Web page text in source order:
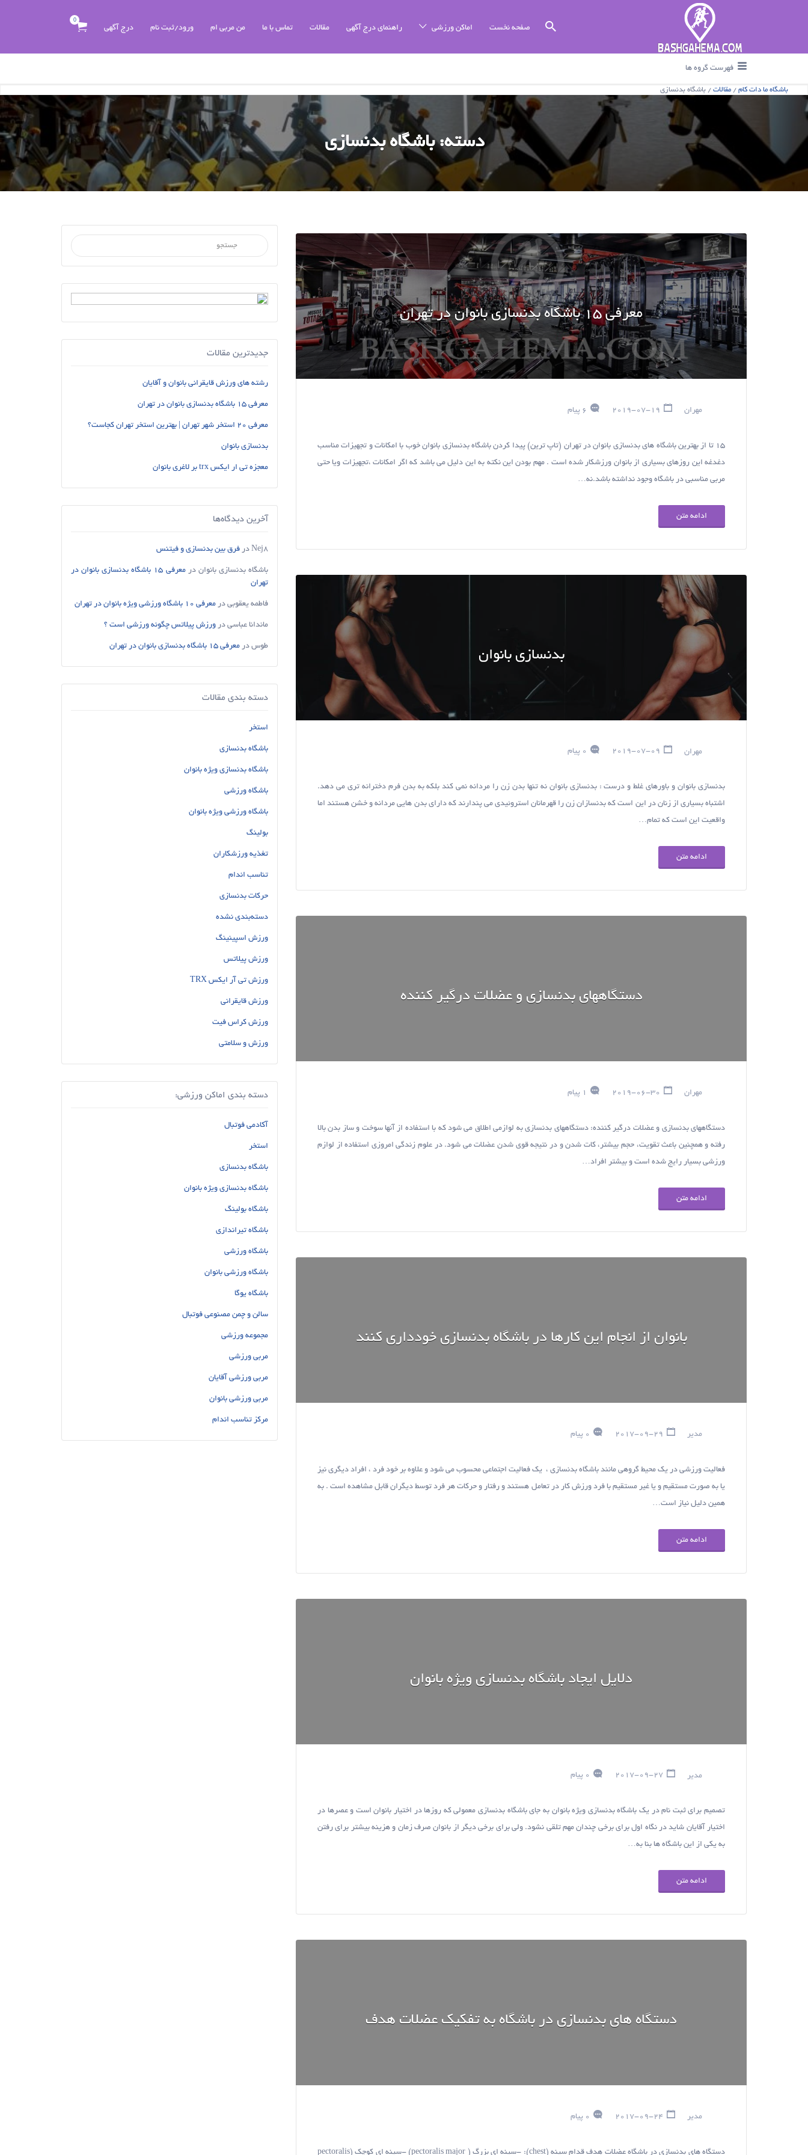
صفحه نخست اماکن ورزشی راهنمای درج آگهی مقالات تماس با ما من مربی ام ورود/ثبت نام درج آگهی
0
جستجو برای :
فهرست گروه ها
باشگاه ما دات کام / مقالات / باشگاه بدنسازی
دسته:باشگاه بدنسازی
معرفی 15 باشگاه بدنسازی بانوان در تهران
مهران 6 پیام
15 تا از بهترین باشگاه های بدنسازی بانوان در تهران (تاپ ترین) پیدا کردن باشگاه بدنسازی بانوان خوب با امکانات و تجهیزات مناسب
دغدغه این روزهای بسیاری از بانوان ورزشکار شده است . مهم بودن این نکته به این دلیل می باشد که اگر امکانات ،تجهیزات ویا حتی
مربی مناسبی در باشگاه وجود نداشته باشد.نه…
ادامه متن
بدنسازی بانوان
مهران 0 پیام
بدنسازی بانوان و باورهای غلط و درست : بدنسازی بانوان نه تنها بدن زن را مردانه نمی کند بلکه به بدن فرم دخترانه تری می دهد.
اشتباه بسیاری از زنان در این است که بدنسازان زن را قهرمانان استروئیدی می پندارند که دارای بدن هایی مردانه و خشن هستند اما
واقعیت این است که تمام…
ادامه متن
دستگاههای بدنسازی و عضلات درگیر کننده
مهران 1 پیام
دستگاههای بدنسازی و عضلات درگیر کننده: دستگاههای بدنسازی به لوازمی اطلاق می شود که با استفاده از آنها سوخت و ساز بدن بالا
رفته و همچنین باعث تقویت، حجم بیشتر، کات شدن و در نتیجه قوی شدن عضلات می شود. در علوم زندگی امروزی استفاده از لوازم
ورزشی بسیار رایج شده است و بیشتر افراد…
ادامه متن
بانوان از انجام این کارها در باشگاه بدنسازی خودداری کنند
مدیر 0 پیام
فعالیت ورزشی در یک محیط گروهی مانند باشگاه بدنسازی ، یک فعالیت اجتماعی محسوب می شود و علاوه بر خود فرد ، افراد دیگری نیز
یا به صورت مستقیم و یا غیر مستقیم با فرد ورزش کار در تعامل هستند و رفتار و حرکات هر فرد توسط دیگران قابل مشاهده است . به
همین دلیل نیاز است…
ادامه متن
دلایل ایجاد باشگاه بدنسازی ویژه بانوان
مدیر 2017-09-27 0 پیام
تصمیم برای ثبت نام در یک باشگاه بدنسازی ویژه بانوان به جای باشگاه بدنسازی معمولی که روزها در اختیار بانوان است و عصرها در
اختیار آقایان شاید در نگاه اول برای برخی چندان مهم تلقی نشود. ولی برای برخی دیگر از بانوان صرف زمان و هزینه بیشتر برای رفتن
به یکی از این باشگاه ها بنا به…
ادامه متن
دستگاه هاي بدنسازي در باشگاه به تفكيك عضلات هدف
مدیر 0 پیام
دستگاه هاي بدنسازي در باشگاه عضلات هدف قدام سينه (chest): -سينه اي بزرگ ( pectoralis major) -سينه اي كوچك (pectoralis
جستجو برای :
جدیدترین مقالات
رشته های ورزش قایقرانی بانوان و آقایان
معرفی 15 باشگاه بدنسازی بانوان در تهران
معرفی 20 استخر شهر تهران | بهترین استخر تهران کجاست؟
بدنسازی بانوان
معجزه تی ار ایکس trx بر لاغری بانوان
آخرین دیدگاه‌ها
Nej8 در فرق بین بدنسازی و فیتنس
باشگاه بدنسازی بانوان در
معرفی 15 باشگاه بدنسازی بانوان در
تهران
فاطمه یعقوبی در معرفی 10 باشگاه ورزشی ویژه بانوان در تهران
ماندانا عباسی در ورزش پیلاتس چگونه ورزشی است ؟
طوس در معرفی 15 باشگاه بدنسازی بانوان در تهران
دسته بندی مقالات
استخر
باشگاه بدنسازی
باشگاه بدنسازی ویژه بانوان
باشگاه ورزشی
باشگاه ورزشی ویژه بانوان
بولینگ
تغذیه ورزشکاران
تناسب اندام
حرکات بدنسازی
دسته‌بندی نشده
ورزش اسپینینگ
ورزش پیلاتس
ورزش تی آر ایکس TRX
ورزش قایقرانی
ورزش کراس فیت
ورزش و سلامتی
دسته بندی اماکن ورزشی:
آکادمی فوتبال
استخر
باشگاه بدنسازی
باشگاه بدنسازی ویژه بانوان
باشگاه بولینگ
باشگاه تیراندازی
باشگاه ورزشی
باشگاه ورزشی بانوان
باشگاه یوگا
سالن و چمن مصنوعی فوتبال
مجموعه ورزشی
مربی ورزشی
مربی ورزشی آقایان
مربی ورزشی بانوان
مرکز تناسب اندام